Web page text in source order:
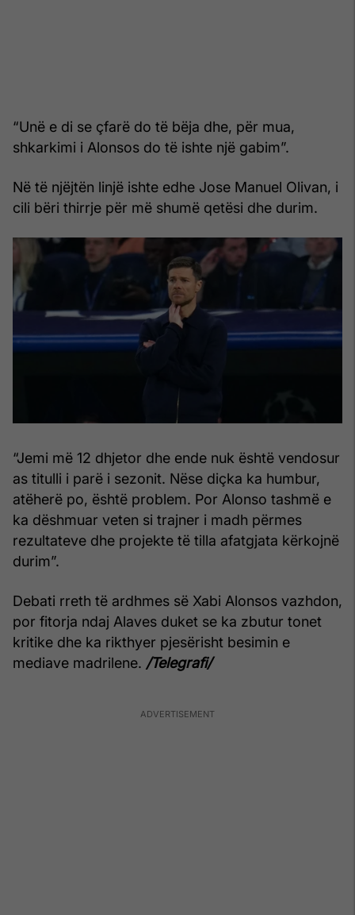
“Unë e di se çfarë do të bëja dhe, për mua,
shkarkimi i Alonsos do të ishte një gabim”.
Në të njëjtën linjë ishte edhe Jose Manuel Olivan, i
cili bëri thirrje për më shumë qetësi dhe durim.
“Jemi më 12 dhjetor dhe ende nuk është vendosur
as titulli i parë i sezonit. Nëse diçka ka humbur,
atëherë po, është problem. Por Alonso tashmë e
ka dëshmuar veten si trajner i madh përmes
rezultateve dhe projekte të tilla afatgjata kërkojnë
durim”.
Debati rreth të ardhmes së Xabi Alonsos vazhdon,
por fitorja ndaj Alaves duket se ka zbutur tonet
kritike dhe ka rikthyer pjesërisht besimin e
mediave madrilene. /Telegrafi/